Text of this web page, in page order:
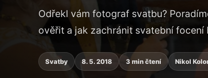
Odřekl vám fotograf svatbu?
ověřit a jak zachránit svatební
Svatby 8. 5. 2018 3 min čtení Nikol